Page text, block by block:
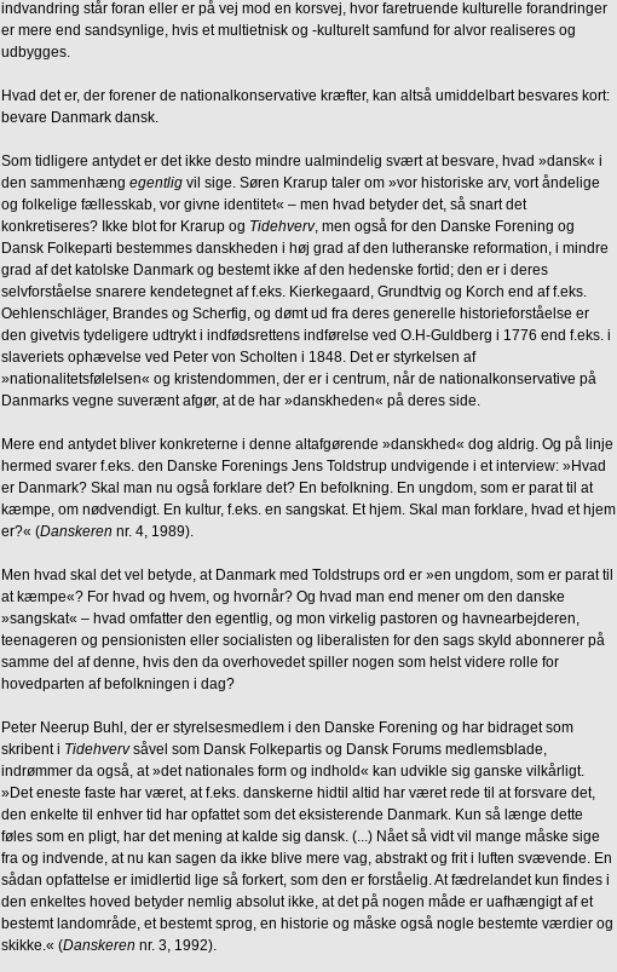
indvandring står foran eller er på vej mod en korsvej, hvor faretruende kulturelle forandringer
er mere end sandsynlige, hvis et multietnisk og -kulturelt samfund for alvor realiseres og
udbygges.
Hvad det er, der forener de nationalkonservative kræfter, kan altså umiddelbart besvares kort:
bevare Danmark dansk.
Som tidligere antydet er det ikke desto mindre ualmindelig svært at besvare, hvad »dansk« i
den sammenhæng egentlig vil sige. Søren Krarup taler om »vor historiske arv, vort åndelige
og folkelige fællesskab, vor givne identitet« – men hvad betyder det, så snart det
konkretiseres? Ikke blot for Krarup og Tidehverv, men også for den Danske Forening og
Dansk Folkeparti bestemmes danskheden i høj grad af den lutheranske reformation, i mindre
grad af det katolske Danmark og bestemt ikke af den hedenske fortid; den er i deres
selvforståelse snarere kendetegnet af f.eks. Kierkegaard, Grundtvig og Korch end af f.eks.
Oehlenschläger, Brandes og Scherfig, og dømt ud fra deres generelle historieforståelse er
den givetvis tydeligere udtrykt i indfødsrettens indførelse ved O.H-Guldberg i 1776 end f.eks. i
slaveriets ophævelse ved Peter von Scholten i 1848. Det er styrkelsen af
»nationalitetsfølelsen« og kristendommen, der er i centrum, når de nationalkonservative på
Danmarks vegne suverænt afgør, at de har »danskheden« på deres side.
Mere end antydet bliver konkreterne i denne altafgørende »danskhed« dog aldrig. Og på linje
hermed svarer f.eks. den Danske Forenings Jens Toldstrup undvigende i et interview: »Hvad
er Danmark? Skal man nu også forklare det? En befolkning. En ungdom, som er parat til at
kæmpe, om nødvendigt. En kultur, f.eks. en sangskat. Et hjem. Skal man forklare, hvad et hjem
er?« (Danskeren nr. 4, 1989).
Men hvad skal det vel betyde, at Danmark med Toldstrups ord er »en ungdom, som er parat til
at kæmpe«? For hvad og hvem, og hvornår? Og hvad man end mener om den danske
»sangskat« – hvad omfatter den egentlig, og mon virkelig pastoren og havnearbejderen,
teenageren og pensionisten eller socialisten og liberalisten for den sags skyld abonnerer på
samme del af denne, hvis den da overhovedet spiller nogen som helst videre rolle for
hovedparten af befolkningen i dag?
Peter Neerup Buhl, der er styrelsesmedlem i den Danske Forening og har bidraget som
skribent i Tidehvervsåvel som Dansk Folkepartis og Dansk Forums medlemsblade,
indrømmer da også, at »det nationales form og indhold« kan udvikle sig ganske vilkårligt.
»Det eneste faste har været, at f.eks. danskerne hidtil altid har været rede til at forsvare det,
den enkelte til enhver tid har opfattet som det eksisterende Danmark. Kun så længe dette
føles som en pligt, har det mening at kalde sig dansk. (...) Nået så vidt vil mange måske sige
fra og indvende, at nu kan sagen da ikke blive mere vag, abstrakt og frit i luften svævende. En
sådan opfattelse er imidlertid lige så forkert, som den er forståelig. At fædrelandet kun findes i
den enkeltes hoved betyder nemlig absolut ikke, at det på nogen måde er uafhængigt af et
bestemt landområde, et bestemt sprog, en historie og måske også nogle bestemte værdier og
skikke.« (Danskeren nr. 3, 1992).